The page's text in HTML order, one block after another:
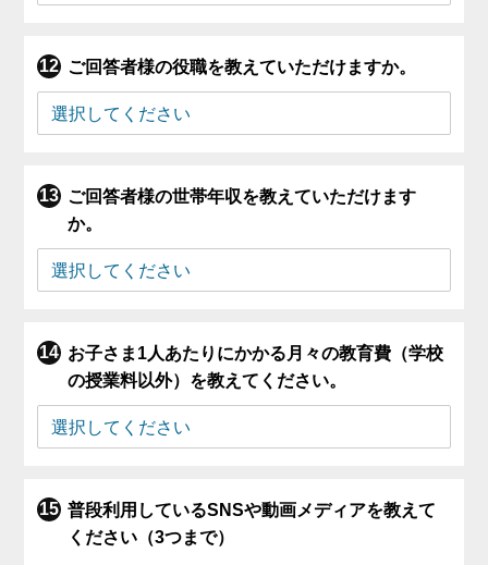
ご回答者様の役職を教えていただけますか。
ご回答者様の世帯年収を教えていただけます
か。
お子さま1人あたりにかかる月々の教育費（学校
の授業料以外）を教えてください。
普段利用しているSNSや動画メディアを教えて
ください（3つまで）